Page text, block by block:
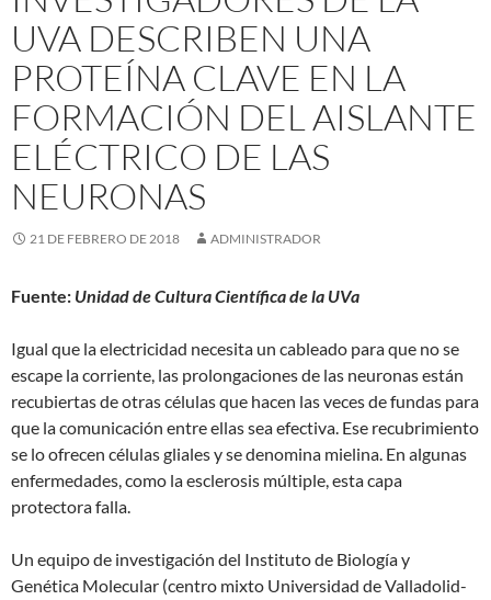
UVA DESCRIBEN UNA
PROTEÍNA CLAVE EN LA
FORMACIÓN DEL AISLANTE
ELÉCTRICO DE LAS
NEURONAS
21 DE FEBRERO DE 2018 ADMINISTRADOR
Fuente: Unidad de Cultura Científica de la UVa
Igual que la electricidad necesita un cableado para que no se
escape la corriente, las prolongaciones de las neuronas están
recubiertas de otras células que hacen las veces de fundas para
que la comunicación entre ellas sea efectiva. Ese recubrimiento
se lo ofrecen células gliales y se denomina mielina. En algunas
enfermedades, como la esclerosis múltiple, esta capa
protectora falla.
Un equipo de investigación del Instituto de Biología y
Genética Molecular (centro mixto Universidad de Valladolid-